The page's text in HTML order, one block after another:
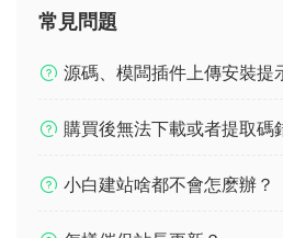
常見問題
源碼、模闆插件上傳安裝提
購買後無法下載或者提取碼
小白建站啥都不會怎麽辦？